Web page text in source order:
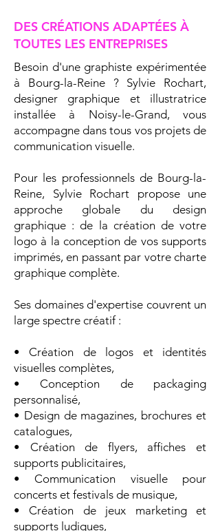
DES CRÉATIONS ADAPTÉES À
TOUTES LES ENTREPRISES
Besoin d'une graphiste expérimentée
à Bourg-la-Reine ? Sylvie Rochart,
designer graphique et illustratrice
installée à Noisy-le-Grand, vous
accompagne dans tous vos projets de
communication visuelle.
Pour les professionnels de Bourg-la-
Reine, Sylvie Rochart propose une
approche globale du design
graphique : de la création de votre
logo à la conception de vos supports
imprimés, en passant par votre charte
graphique complète.
Ses domaines d'expertise couvrent un
large spectre créatif :
• Création de logos et identités
visuelles complètes,
• Conception de packaging
personnalisé,
• Design de magazines, brochures et
catalogues,
• Création de flyers, affiches et
supports publicitaires,
• Communication visuelle pour
concerts et festivals de musique,
• Création de jeux marketing et
supports ludiques,